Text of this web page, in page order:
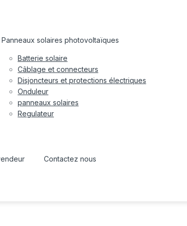
Panneaux solaires photovoltaïques
Batterie solaire
Câblage et connecteurs
Disjoncteurs et protections électriques
Onduleur
panneaux solaires
Regulateur
Contactez nous